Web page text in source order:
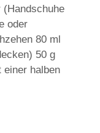
oder
80 ml
50 g
einer halben